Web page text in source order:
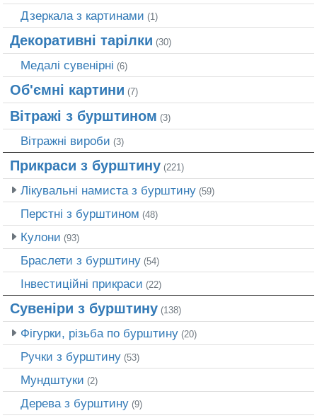
Дзеркала з картинами (1)
Декоративні тарілки (30)
Медалі сувенірні (6)
Об'ємні картини (7)
Вітражі з бурштином (3)
Вітражні вироби (3)
Прикраси з бурштину (221)
Лікувальні намиста з бурштину (59)
Перстні з бурштином (48)
Кулони (93)
Браслети з бурштину (54)
Інвестиційні прикраси (22)
Сувеніри з бурштину (138)
Фігурки, різьба по бурштину (20)
Ручки з бурштину (53)
Мундштуки (2)
Дерева з бурштину (9)